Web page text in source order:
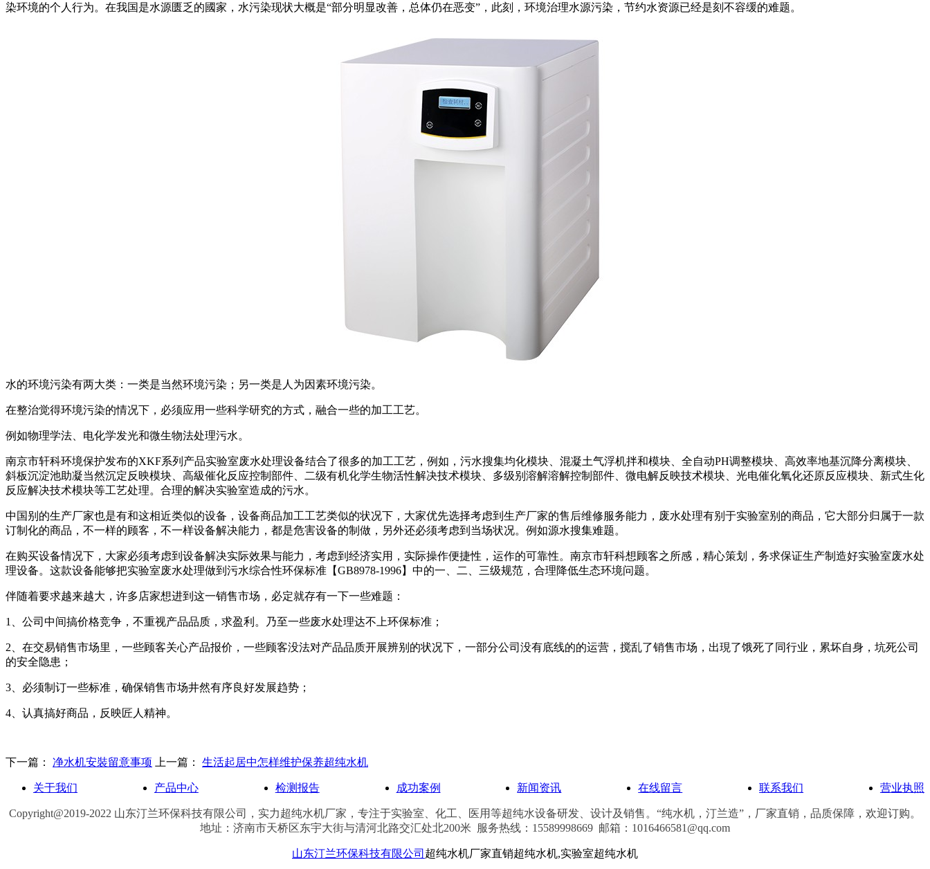
染环境的个人行为。在我国是水源匮乏的國家，水污染现状大概是“部分明显改善，总体仍在恶变”，此刻，环境治理水源污染，节约水资源已经是刻不容缓的难题。
水的环境污染有两大类：一类是当然环境污染；另一类是人为因素环境污染。
在整治觉得环境污染的情况下，必须应用一些科学研究的方式，融合一些的加工工艺。
例如物理学法、电化学发光和微生物法处理污水。
南京市轩科环境保护发布的XKF系列产品实验室废水处理设备结合了很多的加工工艺，例如，污水搜集均化模块、混凝土气浮机拌和模块、全自动PH调整模块、高效率地基沉降分离模块、
斜板沉淀池助凝当然沉定反映模块、高級催化反应控制部件、二级有机化学生物活性解决技术模块、多级别溶解溶解控制部件、微电解反映技术模块、光电催化氧化还原反应模块、新式生化
反应解决技术模块等工艺处理。合理的解决实验室造成的污水。
中国别的生产厂家也是有和这相近类似的设备，设备商品加工工艺类似的状况下，大家优先选择考虑到生产厂家的售后维修服务能力，废水处理有别于实验室别的商品，它大部分归属于一款
订制化的商品，不一样的顾客，不一样设备解决能力，都是危害设备的制做，另外还必须考虑到当场状况。例如源水搜集难题。
在购买设备情况下，大家必须考虑到设备解决实际效果与能力，考虑到经济实用，实际操作便捷性，运作的可靠性。南京市轩科想顾客之所感，精心策划，务求保证生产制造好实验室废水处
理设备。这款设备能够把实验室废水处理做到污水综合性环保标准【GB8978-1996】中的一、二、三级规范，合理降低生态环境问题。
伴随着要求越来越大，许多店家想进到这一销售市场，必定就存有一下一些难题：
1、公司中间搞价格竞争，不重视产品品质，求盈利。乃至一些废水处理达不上环保标准；
2、在交易销售市场里，一些顾客关心产品报价，一些顾客没法对产品品质开展辨别的状况下，一部分公司没有底线的的运营，搅乱了销售市场，出現了饿死了同行业，累坏自身，坑死公司
的安全隐患；
3、必须制订一些标准，确保销售市场井然有序良好发展趋势；
4、认真搞好商品，反映匠人精神。
下一篇： 净水机安裝留意事项 上一篇： 生活起居中怎样维护保养超纯水机
关于我们 产品中心 检测报告 成功案例 新闻资讯 在线留言 联系我们 营业执照
Copyright@2019-2022 山东汀兰环保科技有限公司，实力超纯水机厂家， 专注于实验室、化工、医用等超纯水设备研发、设计及销售。“纯水机，汀兰造”，厂家直销，品质保障，欢迎订购。
地址：济南市天桥区东宇大街与清河北路交汇处北200米 服务热线：15589998669 邮箱：1016466581@qq.com
山东汀兰环保科技有限公司 超纯水机厂家直销超纯水机,实验室超纯水机